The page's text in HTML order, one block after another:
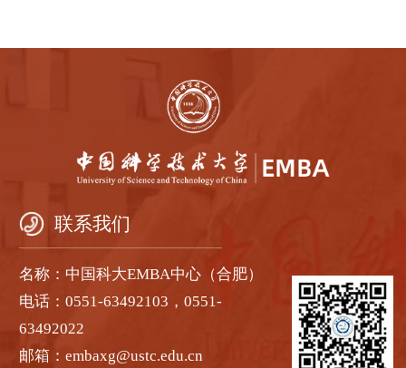
联系我们
名称：中国科大EMBA中心（合肥）
电话：0551-63492103，0551-
63492022
邮箱：embaxg@ustc.edu.cn